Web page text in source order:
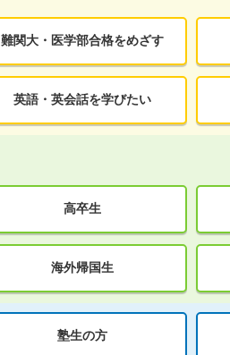
難関大・医学部合格をめざす
英語・英会話を学びたい
高卒生
海外帰国生
塾生の方